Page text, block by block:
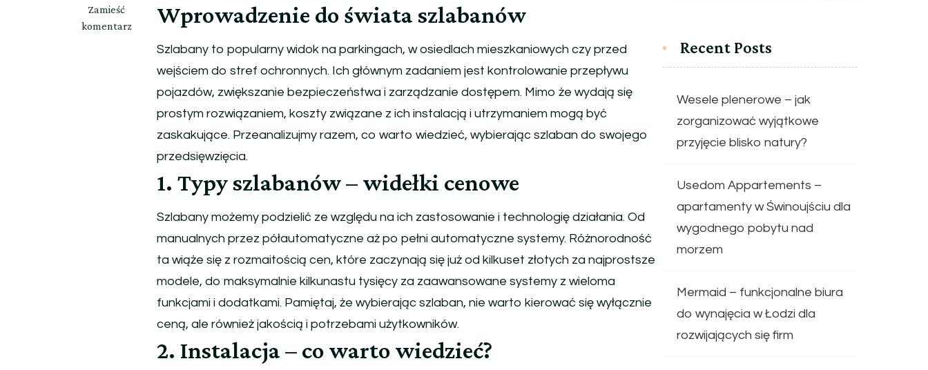
Zamieść
komentarz
we
wpisie
eksploatacji
inteligentnie!
Wprowadzenie do świata szlabanów
Szlabany to popularny widok na parkingach, w osiedlach mieszkaniowych czy przed
wejściem do stref ochronnych. Ich głównym zadaniem jest kontrolowanie przepływu
pojazdów, zwiększanie bezpieczeństwa i zarządzanie dostępem. Mimo że wydają się
prostym rozwiązaniem, koszty związane z ich instalacją i utrzymaniem mogą być
zaskakujące. Przeanalizujmy razem, co warto wiedzieć, wybierając szlaban do swojego
przedsięwzięcia.
1. Typy szlabanów – widełki cenowe
Szlabany możemy podzielić ze względu na ich zastosowanie i technologię działania. Od
manualnych przez półautomatyczne aż po pełni automatyczne systemy. Różnorodność
ta wiąże się z rozmaitością cen, które zaczynają się już od kilkuset złotych za najprostsze
modele, do maksymalnie kilkunastu tysięcy za zaawansowane systemy z wieloma
funkcjami i dodatkami. Pamiętaj, że wybierając szlaban, nie warto kierować się wyłącznie
ceną, ale również jakością i potrzebami użytkowników.
2. Instalacja – co warto wiedzieć?
Recent Posts
Wesele plenerowe – jak
zorganizować wyjątkowe
przyjęcie blisko natury?
Usedom Appartements –
apartamenty w Świnoujściu dla
wygodnego pobytu nad
morzem
Mermaid – funkcjonalne biura
do wynajęcia w Łodzi dla
rozwijających się firm